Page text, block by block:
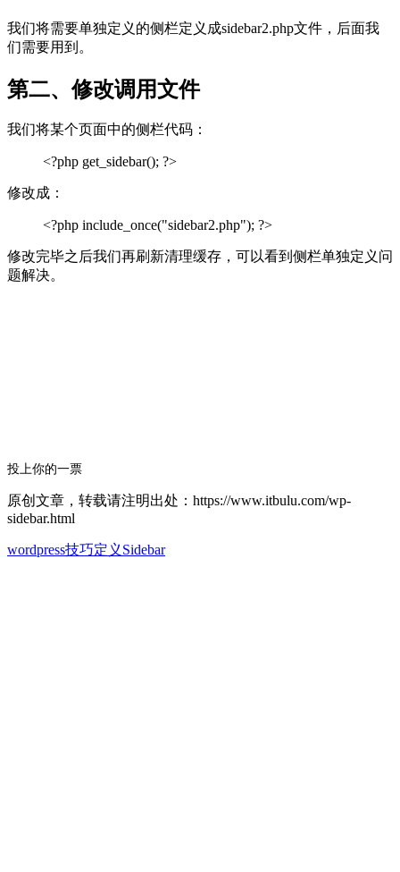
我们将需要单独定义的侧栏定义成sidebar2.php文件，后面我
们需要用到。
第二、修改调用文件
我们将某个页面中的侧栏代码：
<?php get_sidebar(); ?>
修改成：
<?php include_once("sidebar2.php"); ?>
修改完毕之后我们再刷新清理缓存，可以看到侧栏单独定义问
题解决。
投上你的一票
原创文章，转载请注明出处：https://www.itbulu.com/wp-
sidebar.html
wordpress技巧定义Sidebar